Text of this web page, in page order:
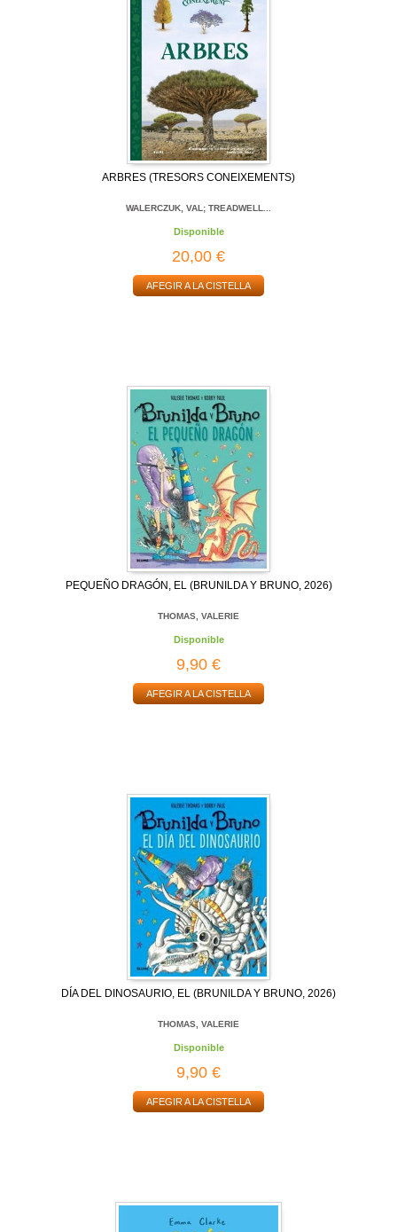
ARBRES (TRESORS CONEIXEMENTS)
WALERCZUK, VAL; TREADWELL...
Disponible
20,00 €
AFEGIR A LA CISTELLA
PEQUEÑO DRAGÓN, EL (BRUNILDA Y BRUNO, 2026)
THOMAS, VALERIE
Disponible
9,90 €
AFEGIR A LA CISTELLA
DÍA DEL DINOSAURIO, EL (BRUNILDA Y BRUNO, 2026)
THOMAS, VALERIE
Disponible
9,90 €
AFEGIR A LA CISTELLA